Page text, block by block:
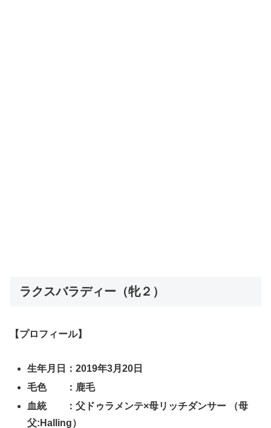
ラクスバラディー（牝２）
【プロフィール】
生年月日：2019年3月20日
毛色 ：鹿毛
血統 ：父ドゥラメンテ×母リッチダンサー （母
父:Halling）